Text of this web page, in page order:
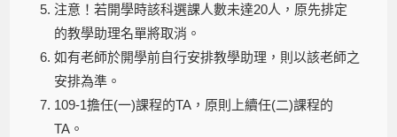
注意！若開學時該科選課人數未達20人，原先排定
的教學助理名單將取消。
如有老師於開學前自行安排教學助理，則以該老師之
安排為準。
109-1擔任(一)課程的TA，原則上續任(二)課程的
TA。